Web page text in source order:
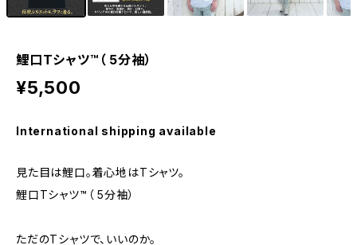
鯉口Tシャツ™（ 5分袖）
¥5,500
International shipping available
見た目は鯉口。着心地はTシャツ。
鯉口Tシャツ™（ 5分袖）
ただのTシャツで、いいのか。